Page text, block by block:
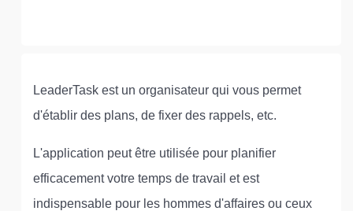
LeaderTask est un organisateur qui vous permet
d'établir des plans, de fixer des rappels, etc.
L'application peut être utilisée pour planifier
efficacement votre temps de travail et est
indispensable pour les hommes d'affaires ou ceux